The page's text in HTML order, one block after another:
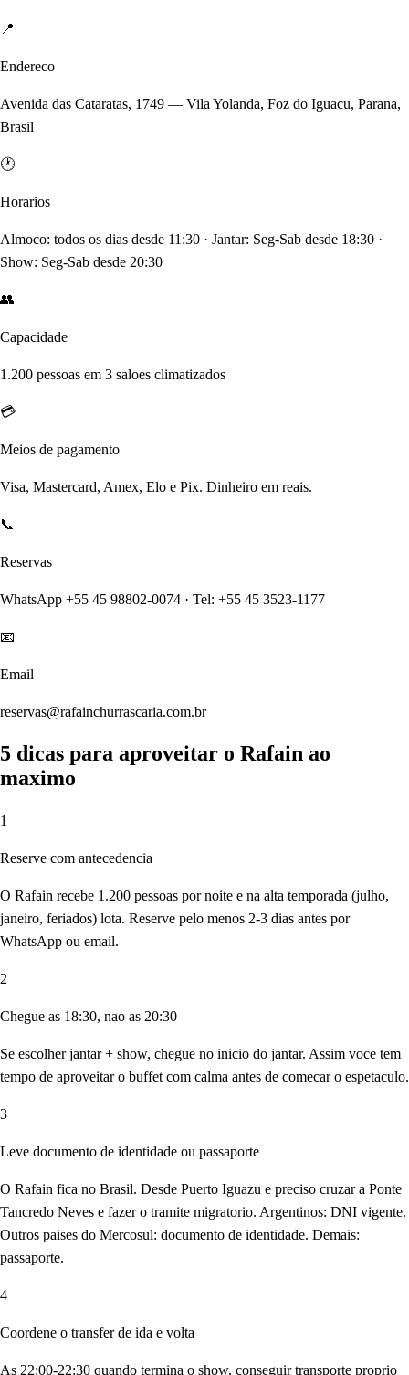
📍
Endereco
Avenida das Cataratas, 1749 — Vila Yolanda, Foz do Iguacu, Parana,
Brasil
🕐
Horarios
Almoco: todos os dias desde 11:30 · Jantar: Seg-Sab desde 18:30 ·
Show: Seg-Sab desde 20:30
👥
Capacidade
1.200 pessoas em 3 saloes climatizados
💳
Meios de pagamento
Visa, Mastercard, Amex, Elo e Pix. Dinheiro em reais.
📞
Reservas
WhatsApp +55 45 98802-0074 · Tel: +55 45 3523-1177
📧
Email
reservas@rafainchurrascaria.com.br
5 dicas para aproveitar o Rafain ao
maximo
1
Reserve com antecedencia
O Rafain recebe 1.200 pessoas por noite e na alta temporada (julho,
janeiro, feriados) lota. Reserve pelo menos 2-3 dias antes por
WhatsApp ou email.
2
Chegue as 18:30, nao as 20:30
Se escolher jantar + show, chegue no inicio do jantar. Assim voce tem
tempo de aproveitar o buffet com calma antes de comecar o espetaculo.
3
Leve documento de identidade ou passaporte
O Rafain fica no Brasil. Desde Puerto Iguazu e preciso cruzar a Ponte
Tancredo Neves e fazer o tramite migratorio. Argentinos: DNI vigente.
Outros paises do Mercosul: documento de identidade. Demais:
passaporte.
4
Coordene o transfer de ida e volta
As 22:00-22:30 quando termina o show, conseguir transporte proprio